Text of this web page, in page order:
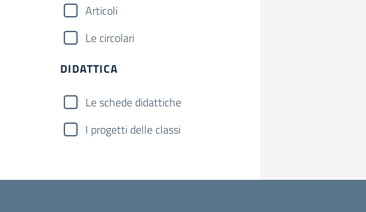
Articoli
Le circolari
DIDATTICA
Le schede didattiche
I progetti delle classi